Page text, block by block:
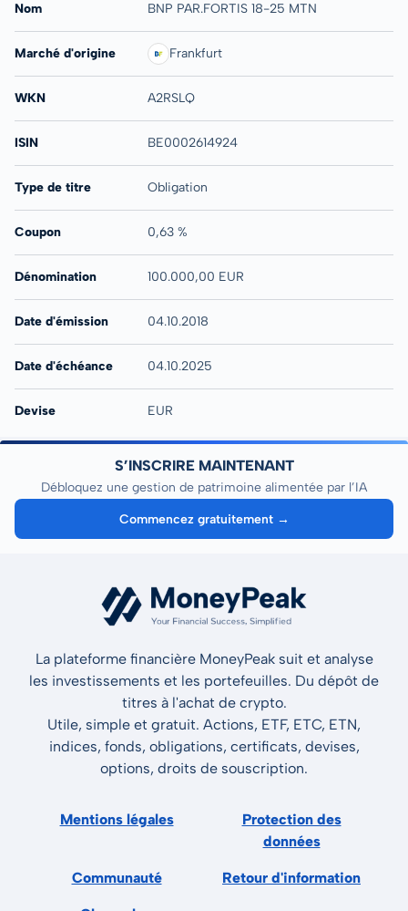
Nom BNP PAR.FORTIS 18-25 MTN
Marché d'origine Frankfurt
WKN A2RSLQ
ISIN BE0002614924
Type de titre Obligation
Coupon 0,63 %
Dénomination 100.000,00 EUR
Date d'émission 04.10.2018
Date d'échéance 04.10.2025
Devise EUR
S’INSCRIRE MAINTENANT
Débloquez une gestion de patrimoine alimentée par l’IA
Commencez gratuitement →
La plateforme financière MoneyPeak suit et analyse
les investissements et les portefeuilles. Du dépôt de
titres à l'achat de crypto.
Utile, simple et gratuit. Actions, ETF, ETC, ETN,
indices, fonds, obligations, certificats, devises,
options, droits de souscription.
Mentions légales
Protection des
données
Communauté Retour d'information